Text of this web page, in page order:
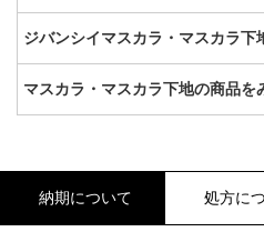
ジバンシイマスカラ・マスカラ下
マスカラ・マスカラ下地の商品を
納期について 処方に